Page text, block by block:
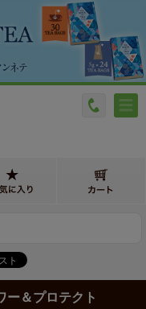
ー＆プロテクト